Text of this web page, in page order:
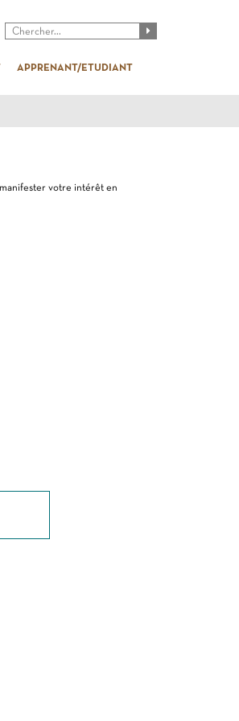
APPRENANT/ETUDIANT
votre intérêt en